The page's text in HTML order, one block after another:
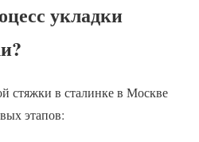
укладки
стяжки в сталинке в Москве
этапов: